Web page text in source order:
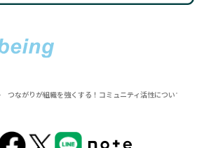
つながりが組織を強くする！コミュニティ活性について学びた